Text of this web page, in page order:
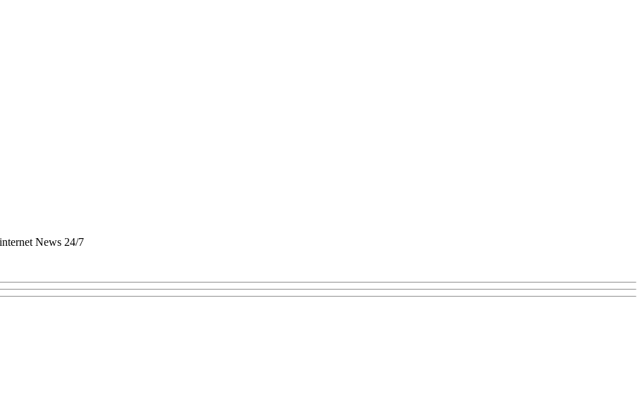
News 24/7